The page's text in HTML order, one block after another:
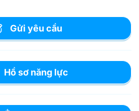
Gửi yêu cầu
Hồ sơ năng lực